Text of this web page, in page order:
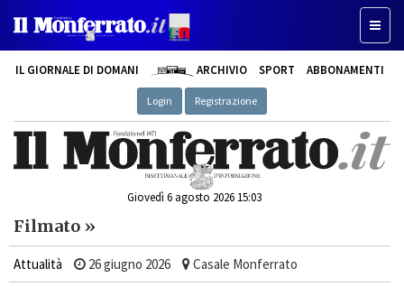
IL GIORNALE DI DOMANI ARCHIVIO SPORT ABBONAMENTI
Login Registrazione
Giovedì 6 agosto 2026 15:03
Filmato »
Attualità 26 giugno 2026 Casale Monferrato